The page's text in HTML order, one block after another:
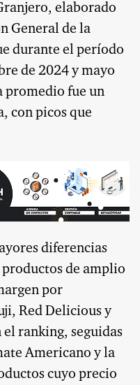
elaborado
General de la
durante el período
de 2024 y mayo
promedio fue un
con picos que
diferencias
de amplio
por
Red Delicious y
ranking, seguidas
Americano y la
cuyo precio